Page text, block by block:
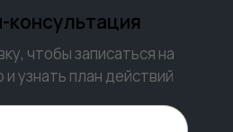
консультация
чтобы записаться на
узнать план действий